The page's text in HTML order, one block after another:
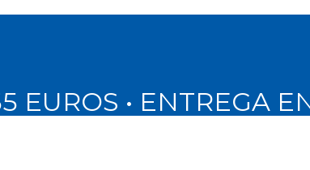
EUROS • ENTREGA